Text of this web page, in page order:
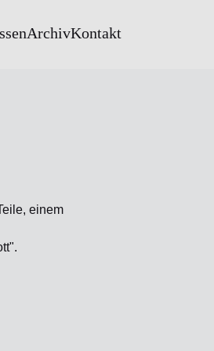
ArchivKontakt
einem